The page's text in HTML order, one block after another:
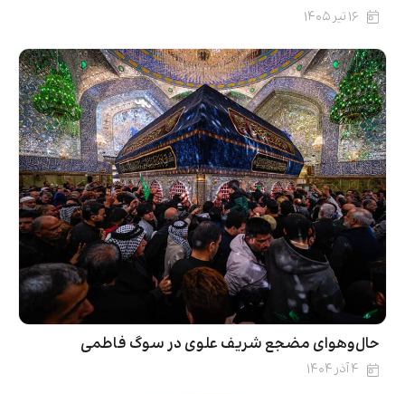
۱۶ تیر ۱۴۰۵
حال‌و‌هوای مضجع شریف علوی در سوگ فاطمی
۴ آذر ۱۴۰۴